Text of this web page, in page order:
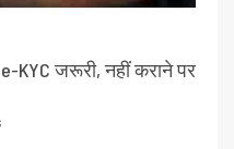
KYC जरूरी, नहीं कराने पर